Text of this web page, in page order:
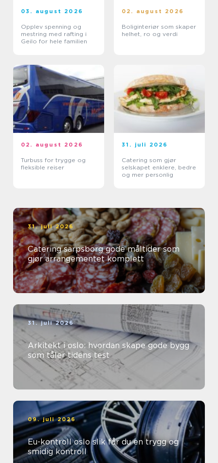
03. august 2026
Opplev spenning og
mestring med rafting i
Geilo for hele familien
02. august 2026
Boliginteriør som skaper
helhet, ro og verdi
02. august 2026
Turbuss for trygge og
fleksible reiser
31. juli 2026
Catering som gjør
selskapet enklere, bedre
og mer personlig
31. juli 2026
Catering sarpsborg gode måltider som
gjør arrangementet komplett
31. juli 2026
Arkitekt i oslo: hvordan skape gode bygg
som tåler tidens test
09. juli 2026
Eu-kontroll oslo slik får du en trygg og
smidig kontroll